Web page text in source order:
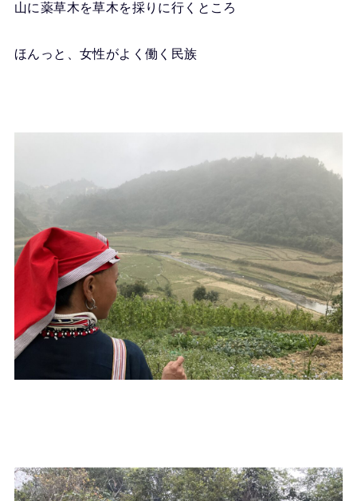
山に薬草木を草木を採りに行くところ
ほんっと、女性がよく働く民族